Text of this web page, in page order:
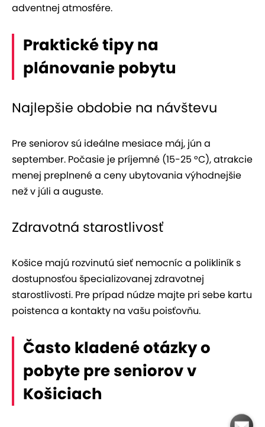
adventnej atmosfére.
Praktické tipy na
plánovanie pobytu
Najlepšie obdobie na návštevu
Pre seniorov sú ideálne mesiace máj, jún a
september. Počasie je príjemné (15-25 °C), atrakcie
menej preplnené a ceny ubytovania výhodnejšie
než v júli a auguste.
Zdravotná starostlivosť
Košice majú rozvinutú sieť nemocníc a polikliník s
dostupnosťou špecializovanej zdravotnej
starostlivosti. Pre prípad núdze majte pri sebe kartu
poistenca a kontakty na vašu poisťovňu.
Často kladené otázky o
pobyte pre seniorov v
Košiciach